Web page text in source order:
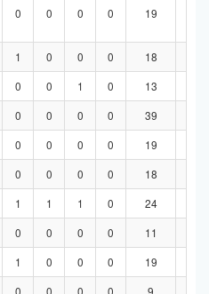
0 0 0 0 19
1 0 0 0 18
0 0 1 0 13
0 0 0 0 39
0 0 0 0 19
0 0 0 0 18
1 1 1 0 24
0 0 0 0 11
1 0 0 0 19
0 0 0 0 9